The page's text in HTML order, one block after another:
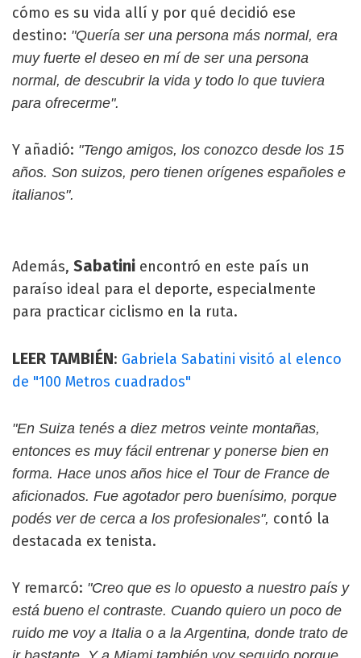
cómo es su vida allí y por qué decidió ese
destino: "Quería ser una persona más normal, era
muy fuerte el deseo en mí de ser una persona
normal, de descubrir la vida y todo lo que tuviera
para ofrecerme".
Y añadió: "Tengo amigos, los conozco desde los 15
años. Son suizos, pero tienen orígenes españoles e
italianos".
Además, Sabatini encontró en este país un
paraíso ideal para el deporte, especialmente
para practicar ciclismo en la ruta.
LEER TAMBIÉN: Gabriela Sabatini visitó al elenco
de "100 Metros cuadrados"
"En Suiza tenés a diez metros veinte montañas,
entonces es muy fácil entrenar y ponerse bien en
forma. Hace unos años hice el Tour de France de
aficionados. Fue agotador pero buenísimo, porque
podés ver de cerca a los profesionales", contó la
destacada ex tenista.
Y remarcó: "Creo que es lo opuesto a nuestro país y
está bueno el contraste. Cuando quiero un poco de
ruido me voy a Italia o a la Argentina, donde trato de